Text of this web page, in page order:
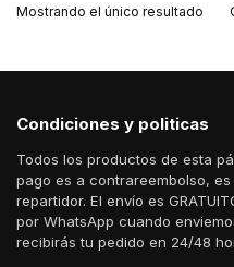
Mostrando el único resultado
Condiciones y politicas
Todos los productos de esta
pago es a contrareembolso,
repartidor. El envío es
por WhatsApp cuando
recibirás tu pedido en 24/48